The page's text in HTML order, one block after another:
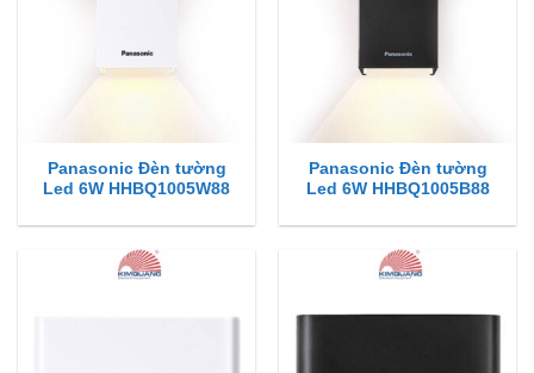
Panasonic Đèn tường
Led 6W HHBQ1005W88
Panasonic Đèn tường
Led 6W HHBQ1005B88